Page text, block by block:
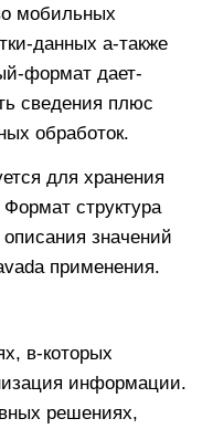
мобильных
данных а-также
формат дает-
сведения плюс
обработок.
для хранения
структура
значений
применения.
в-которых
информации.
решениях,